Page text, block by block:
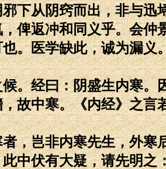
下从阴窍而出，非与
俾返冲和同义乎。会
。医学缺此，诚为漏
经曰：阴盛生内寒。
故中寒。《内经》之
岂非内寒先生，外寒
中伏有大疑，请先明